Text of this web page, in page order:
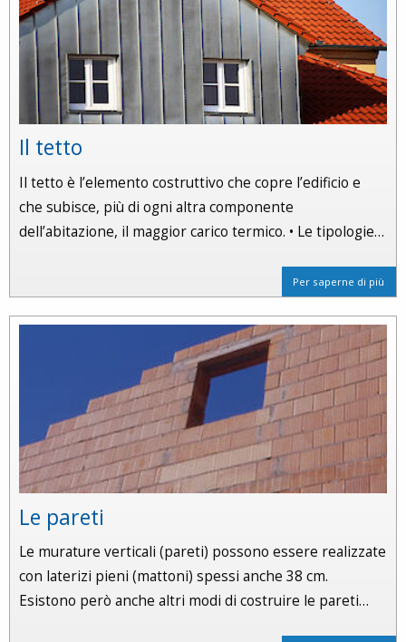
Il tetto
Il tetto è l’elemento costruttivo che copre l’edificio e
che subisce, più di ogni altra componente
dell’abitazione, il maggior carico termico. • Le tipologie…
Per saperne di più
Le pareti
Le murature verticali (pareti) possono essere realizzate
con laterizi pieni (mattoni) spessi anche 38 cm.
Esistono però anche altri modi di costruire le pareti…